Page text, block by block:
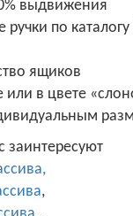
выдвижения
по
ящиков
или в цвете
,